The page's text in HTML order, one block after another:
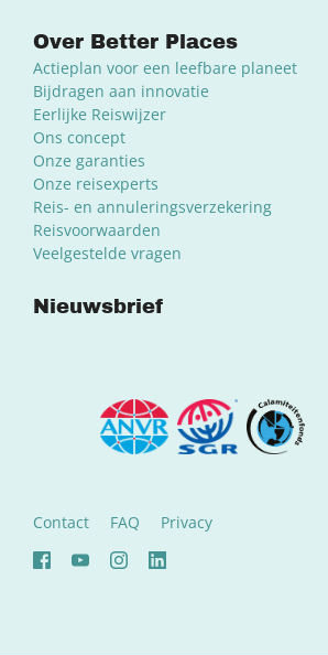
Over Better Places
Actieplan voor een leefbare planeet
Bijdragen aan innovatie
Eerlijke Reiswijzer
Ons concept
Onze garanties
Onze reisexperts
Reis- en annuleringsverzekering
Reisvoorwaarden
Veelgestelde vragen
Nieuwsbrief
Contact FAQ Privacy